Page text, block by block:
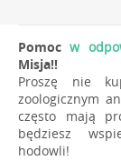
Pomoc w
Misja!!
Proszę nie
zoologicznym
często mają
będziesz
hodowli!